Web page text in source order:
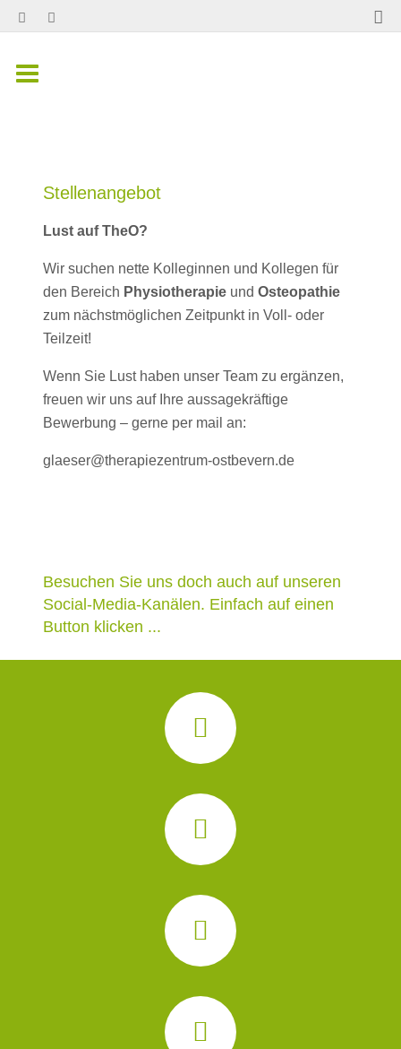
Stellenangebot
Lust auf TheO?
Wir suchen nette Kolleginnen und Kollegen für
den Bereich Physiotherapie und Osteopathie
zum nächstmöglichen Zeitpunkt in Voll- oder
Teilzeit!
Wenn Sie Lust haben unser Team zu ergänzen,
freuen wir uns auf Ihre aussagekräftige
Bewerbung – gerne per mail an:
glaeser@therapiezentrum-ostbevern.de
Besuchen Sie uns doch auch auf unseren
Social-Media-Kanälen. Einfach auf einen
Button klicken ...